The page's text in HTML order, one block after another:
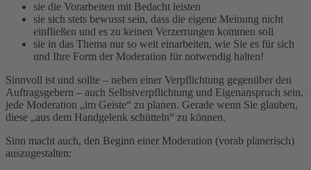
sie die Vorarbeiten mit Bedacht leisten
sie sich stets bewusst sein, dass die eigene Meinung nicht
einfließen und es zu keinen Verzerrungen kommen soll
sie in das Thema nur so weit einarbeiten, wie Sie es für sich
und Ihre Form der Moderation für notwendig halten!
Sinnvoll ist und sollte – neben einer Verpflichtung gegenüber den
Auftragsgebern – auch Selbstverpflichtung und Eigenanspruch sein,
jede Moderation „im Geiste“ zu planen. Gerade wenn Sie glauben,
diese „aus dem Handgelenk schütteln“ zu können.
Sinn macht auch, den Beginn einer Moderation (vorab planerisch)
auszugestalten: